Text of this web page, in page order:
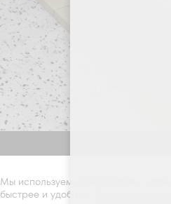
Мы используем cookie-файлы, чтобы
быстрее и удобнее.